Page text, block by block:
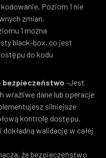
Poziom 1 nie
zmian.
1 można
black-box, co jest
do kodu
bezpieczeństwo -Jest
wrażliwe dane lub operacje
silniejsze
kontrolę dostępu,
walidację w całej
że bezpieczeństwo